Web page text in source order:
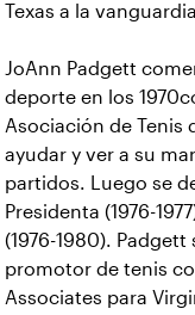
Texas a la
JoAnn Padgett
deporte en los
Asociación de Tenis
ayudar y ver a su
partidos. Luego se
Presidenta (1976-
(1976-1980).
promotor de tenis
Associates para